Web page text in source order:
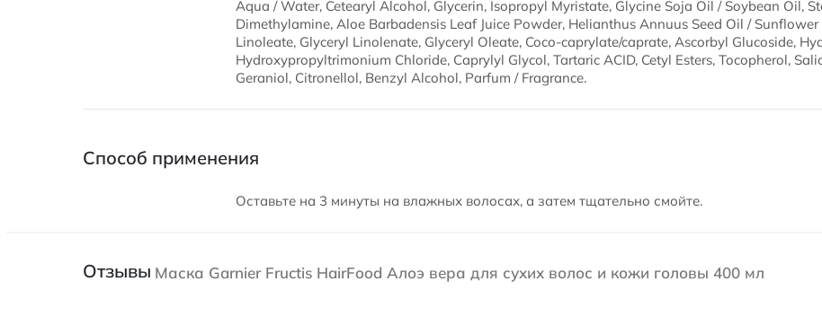
Aqua / Water, Cetearyl Alcohol, Glycerin, Isopropyl Myristate, Glycine Soja Oil / Soybean Oil,
Dimethylamine, Aloe Barbadensis Leaf Juice Powder, Helianthus Annuus Seed Oil / Sunflower
Linoleate, Glyceryl Linolenate, Glyceryl Oleate, Coco-caprylate/caprate, Ascorbyl Glucoside,
Hydroxypropyltrimonium Chloride, Caprylyl Glycol, Tartaric ACID, Cetyl Esters, Tocopherol,
Geraniol, Citronellol, Benzyl Alcohol, Parfum / Fragrance.
Способ применения
Оставьте на 3 минуты на влажных волосах, а затем тщательно смойте.
Отзывы Маска Garnier Fructis HairFood Алоэ вера для сухих волос и кожи головы 400 мл